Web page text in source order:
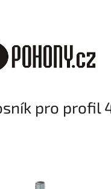
pro profil